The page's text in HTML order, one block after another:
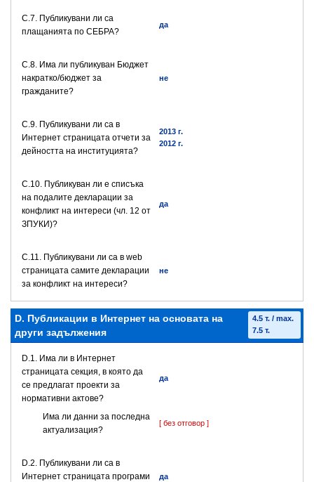
С.7. Публикувани ли са
плащанията по СЕБРА?
да
С.8. Има ли публикуван Бюджет
накратко/бюджет за
гражданите?
не
C.9. Публикувани ли са в
Интернет страницата отчети за
дейността на институцията?
2013 г.
2012 г.
C.10. Публикуван ли е списъка
на подалите декларации за
конфликт на интереси (чл. 12 от
ЗПУКИ)?
да
C.11. Публикувани ли са в web
страницата самите декларации
за конфликт на интереси?
не
D. Публикации в Интернет на основата на
други задължения
4.5 т. / max.
7.5 т.
D.1. Има ли в Интернет
страницата секция, в която да
се предлагат проекти за
нормативни актове?
да
Има ли данни за последна
актуализация?
[ без отговор ]
D.2. Публикувани ли са в
Интернет страницата програми
да